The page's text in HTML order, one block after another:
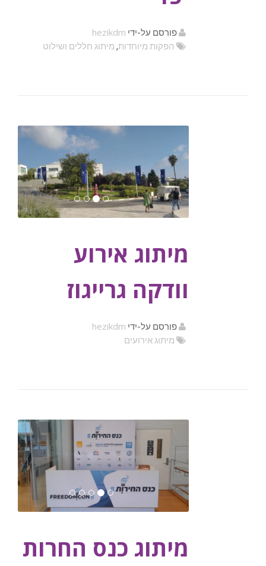
פורסם על-ידי hezikdm
הפקות מיוחדות, מיתוג חללים ושילוט
מיתוג אירוע
וודקה גרייגוז
פורסם על-ידי hezikdm
מיתוג אירועים
מיתוג כנס החרות